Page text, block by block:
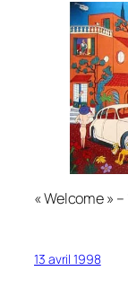
« Welcome » –
13 avril 1998